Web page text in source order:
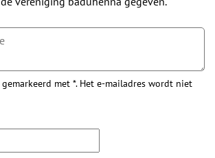
met *. Het e-mailadres wordt niet